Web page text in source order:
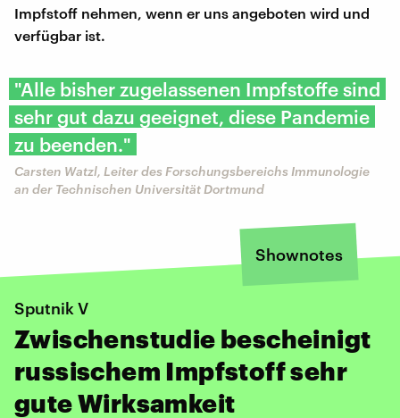
Impfstoff nehmen, wenn er uns angeboten wird und
verfügbar ist.
"Alle bisher zugelassenen Impfstoffe sind
sehr gut dazu geeignet, diese Pandemie
zu beenden."
Carsten Watzl, Leiter des Forschungsbereichs Immunologie
an der Technischen Universität Dortmund
Shownotes
Sputnik V
Zwischenstudie bescheinigt
russischem Impfstoff sehr
gute Wirksamkeit